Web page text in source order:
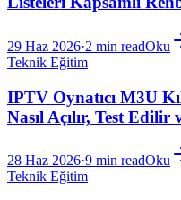
29 Haz 2026·2 min readOku
Teknik Eğitim
IPTV Oynatıcı M3U
Nasıl Açılır, Test
28 Haz 2026·9 min readOku
Teknik Eğitim